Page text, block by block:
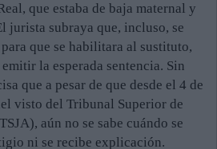
que estaba de baja maternal y
jurista subraya que, incluso, se
que se habilitara al sustituto,
la esperada sentencia. Sin
que a pesar de que desde el 4 de
visto del Tribunal Superior de
aún no se sabe cuándo se
ni se recibe explicación.